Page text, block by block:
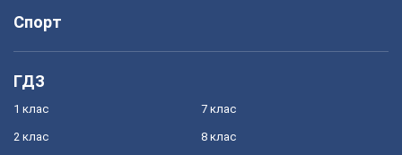
Спорт
ГДЗ
1 клас
2 клас
7 клас
8 клас